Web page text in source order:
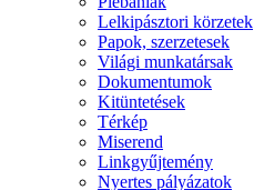
Lelkipásztori körzetek
Papok, szerzetesek
Világi munkatársak
Dokumentumok
Kitüntetések
Térkép
Miserend
Linkgyűjtemény
Nyertes pályázatok